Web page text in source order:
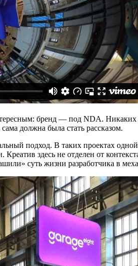
бренд — под NDA.
должна была стать рассказом.
подход. В таких проектах
здесь не отделен от
суть жизни разработчика в